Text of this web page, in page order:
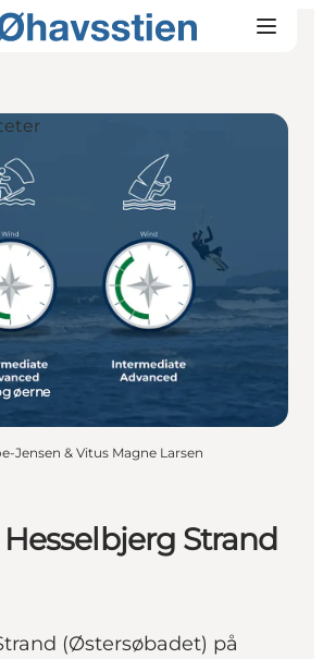
Strand
(Østersøbadet) på
øerne
Jensen & Vitus Magne Larsen